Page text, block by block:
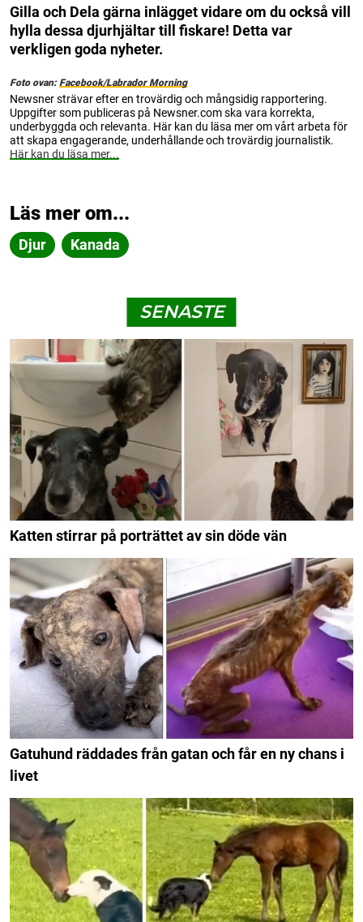
Gilla och Dela gärna inlägget vidare om du också vill
hylla dessa djurhjältar till fiskare! Detta var
verkligen goda nyheter.
Foto ovan:Facebook/Labrador Morning
Newsner strävar efter en trovärdig och mångsidig rapportering.
Uppgifter som publiceras på Newsner.com ska vara korrekta,
underbyggda och relevanta. Här kan du läsa mer om vårt arbeta för
att skapa engagerande, underhållande och trovärdig journalistik.
Här kan du läsa mer...
Läs mer om...
Djur Kanada
SENASTE
Katten stirrar på porträttet av sin döde vän
Gatuhund räddades från gatan och får en ny chans i
livet